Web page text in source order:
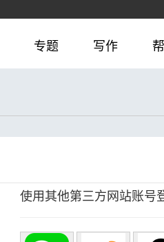
专题 写作
使用其他第三方网站账号